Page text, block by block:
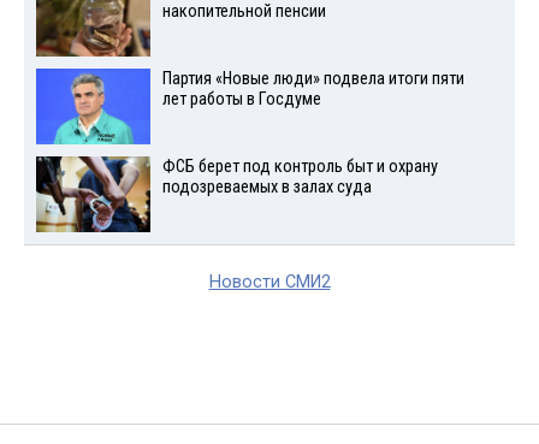
накопительной пенсии
Партия «Новые люди» подвела итоги пяти
лет работы в Госдуме
ФСБ берет под контроль быт и охрану
подозреваемых в залах суда
Новости СМИ2